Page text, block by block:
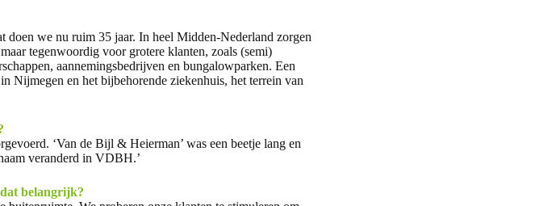
doen we nu ruim 35 jaar. In heel Midden-Nederland zorgen
tegenwoordig voor grotere klanten, zoals (semi)
aannemingsbedrijven en bungalowparken. Een
Nijmegen en het bijbehorende ziekenhuis, het terrein van
‘Van de Bijl & Heierman’ was een beetje lang en
veranderd in VDBH.’
belangrijk?